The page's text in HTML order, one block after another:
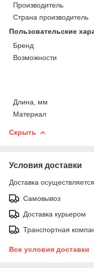
Производитель
Страна производитель
Пользовательские
Бренд
Возможности
Длина, мм
Материал
Скрыть
Условия доставки
Доставка
Самовывоз
Доставка курьером
Транспортная
Все условия доставки